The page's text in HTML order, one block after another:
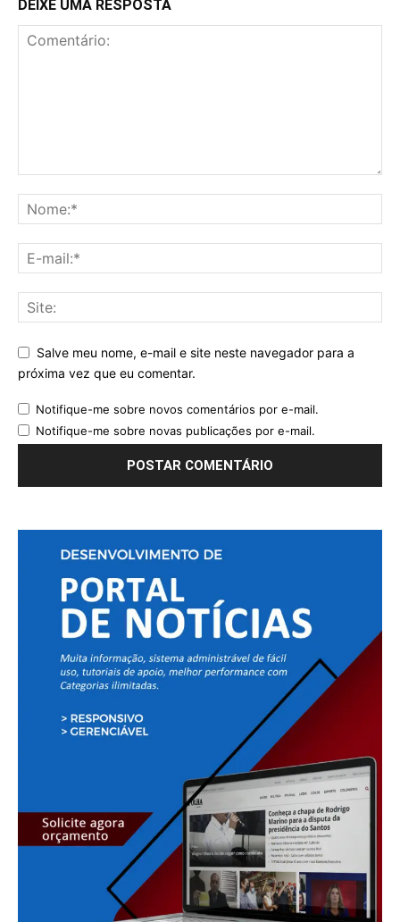
DEIXE UMA RESPOSTA
Salve meu nome, e-mail e site neste navegador para a
próxima vez que eu comentar.
Notifique-me sobre novos comentários por e-mail.
Notifique-me sobre novas publicações por e-mail.